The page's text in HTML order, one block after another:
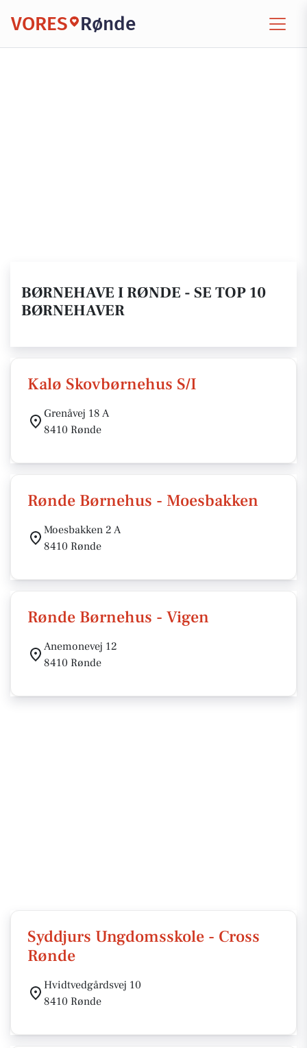
VORES Rønde
BØRNEHAVE I RØNDE - SE TOP 10
BØRNEHAVER
Kalø Skovbørnehus S/I
Grenåvej 18 A
8410 Rønde
Rønde Børnehus - Moesbakken
Moesbakken 2 A
8410 Rønde
Rønde Børnehus - Vigen
Anemonevej 12
8410 Rønde
Syddjurs Ungdomsskole - Cross
Rønde
Hvidtvedgårdsvej 10
8410 Rønde